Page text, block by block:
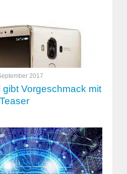
2017
Vorgeschmack mit
Teaser